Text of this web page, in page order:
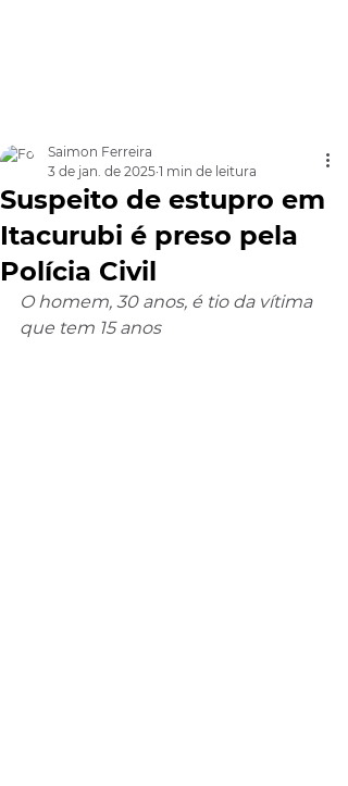
Suspeito de estupro em
Itacurubi é preso pela
Polícia Civil
Saimon Ferreira
3 de jan. de 2025 1 min de leitura
O homem, 30 anos, é tio da vítima
que tem 15 anos